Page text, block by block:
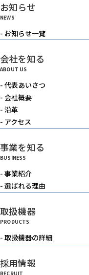
電動機器
送風機・集塵機・掃除機
水中ポンプ
重機
ベルトコンベアー
お知らせ
NEWS
- お知らせ一覧
会社を知る
ABOUT US
- 代表あいさつ
- 会社概要
- 沿革
- アクセス
事業を知る
BUSINESS
- 事業紹介
- 選ばれる理由
取扱機器
PRODUCTS
- 取扱機器の詳細
採用情報
RECRUIT